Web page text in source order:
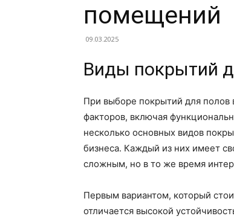
помещений
09.03.2025
Виды покрытий
При выборе покрытий для
факторов, включая
несколько основных видов
бизнеса. Каждый из них имеет
сложным, но в то же время
Первым вариантом, который
отличается высокой